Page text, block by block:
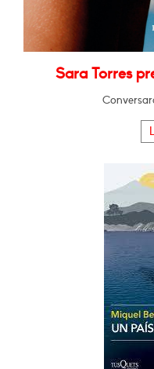
Sara Torres